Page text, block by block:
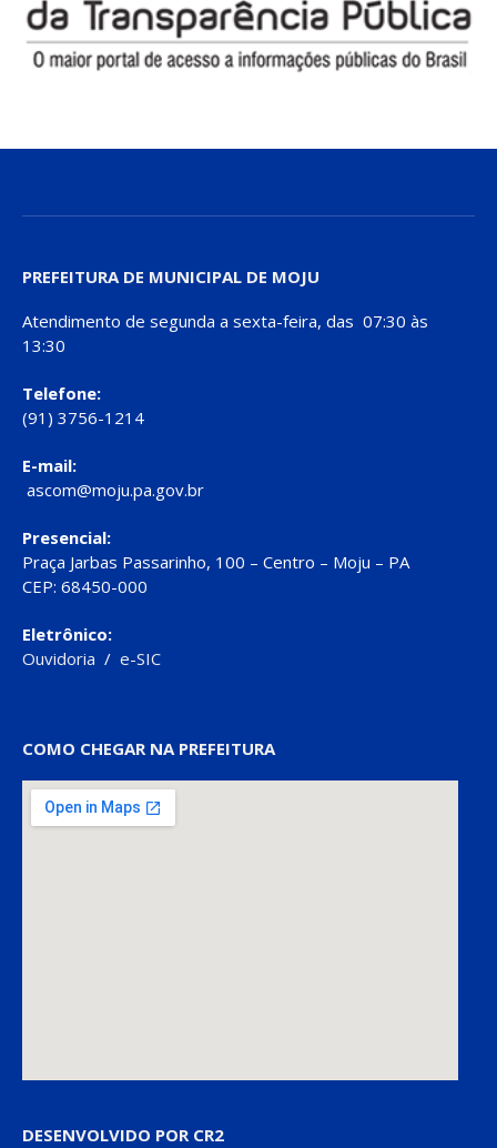
PREFEITURA DE MUNICIPAL DE MOJU
Atendimento de segunda a sexta-feira, das 07:30 às
13:30
Telefone:
(91) 3756-1214
E-mail:
ascom@moju.pa.gov.br
Presencial:
Praça Jarbas Passarinho, 100 – Centro – Moju – PA
CEP: 68450-000
Eletrônico:
Ouvidoria / e-SIC
COMO CHEGAR NA PREFEITURA
DESENVOLVIDO POR CR2